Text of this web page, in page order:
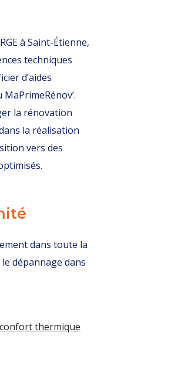
à Saint-Étienne,
techniques
d’aides
la rénovation
la réalisation
vers des
dans toute la
dépannage dans
thermique